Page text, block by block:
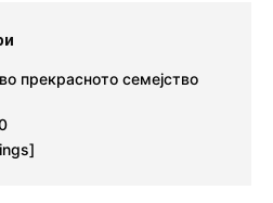
прекрасното семејство